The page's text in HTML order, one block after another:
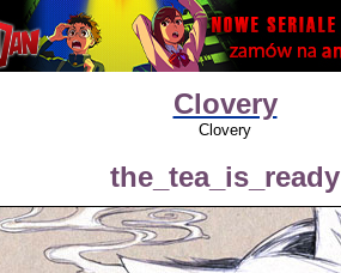
Clovery
Clovery
the_tea_is_ready